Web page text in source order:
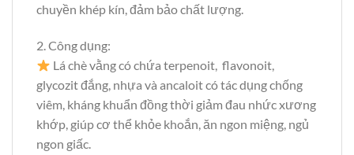
chuyền khép kín, đảm bảo chất lượng.
2. Công dụng:
Lá chè vằng có chứa terpenoit, flavonoit,
glycozit đắng, nhựa và ancaloit có tác dụng chống
viêm, kháng khuẩn đồng thời giảm đau nhức xương
khớp, giúp cơ thể khỏe khoắn, ăn ngon miệng, ngủ
ngon giấc.